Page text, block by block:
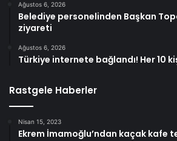
Ağustos 6, 2026
Belediye personelinden Başkan
ziyareti
Ağustos 6, 2026
Türkiye internete bağlandı! Her 10
Rastgele Haberler
Nisan 15, 2023
Ekrem İmamoğlu’ndan kaçak kafe